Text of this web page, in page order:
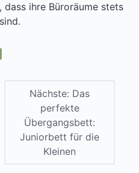
dass ihre Büroräume stets
Nächste: Das
perfekte
Übergangsbett:
Juniorbett für die
Kleinen